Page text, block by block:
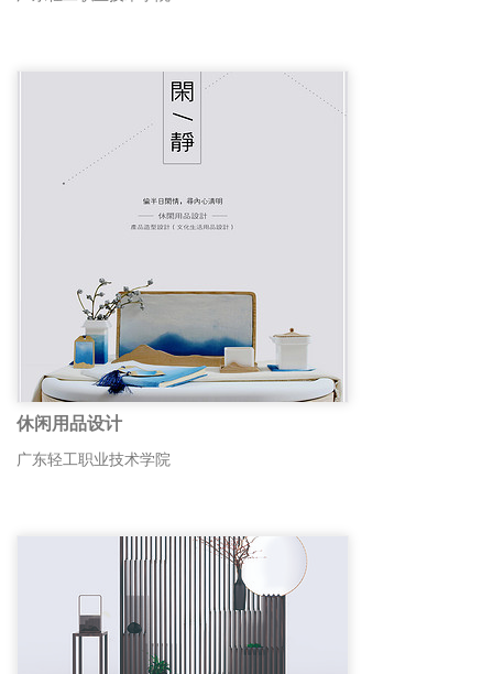
休闲用品设计
广东轻工职业技术学院